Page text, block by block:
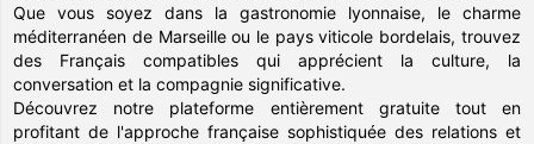
Que vous soyez dans la gastronomie lyonnaise, le charme
méditerranéen de Marseille ou le pays viticole bordelais, trouvez
des Français compatibles qui apprécient la culture, la
conversation et la compagnie significative.
Découvrez notre plateforme entièrement gratuite tout en
profitant de l'approche française sophistiquée des relations et